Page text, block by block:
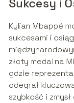
Sukcesy i
Kylian Mbappé
sukcesami i
złoty medal na
gdzie
odegrał
szybkość i